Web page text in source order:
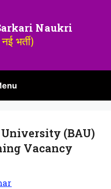
Naukri
भर्ती)
(BAU)
Vacancy